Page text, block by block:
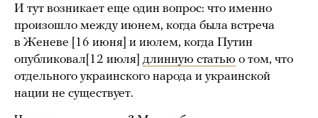
И тут возникает еще один вопрос: что именно
произошло между июнем, когда была встреча
в Женеве [16 июня] и июлем, когда Путин
опубликовал[12 июля] длинную статью о том, что
отдельного украинского народа и украинской
нации не существует.